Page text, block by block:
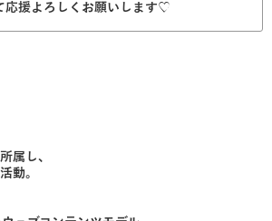
応援よろしくお願いします♡
属し、
動。